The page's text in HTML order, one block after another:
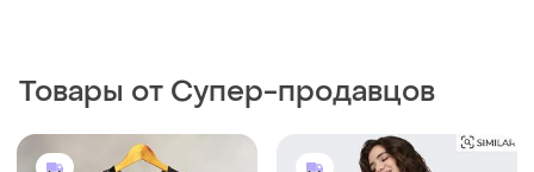
Товары от Супер-продавцов